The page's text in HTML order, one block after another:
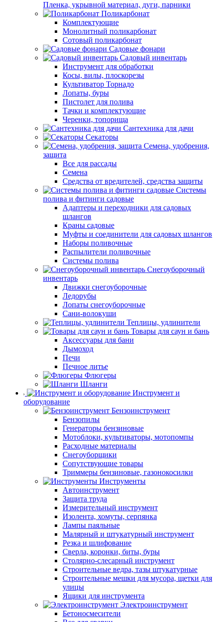
Пленка, укрывной материал, дуги, парники
Поликарбонат
Комплектующие
Монолитный поликарбонат
Сотовый поликарбонат
Садовые фонари
Садовый инвентарь
Инструмент для обработки
Косы, вилы, плоскорезы
Культиватор Торнадо
Лопаты, буры
Пистолет для полива
Тачки и комплектующие
Черенки, топорища
Сантехника для дачи
Секаторы
Семена, удобрения,
защита
Все для рассады
Семена
Средства от вредителей, средства защиты
Системы
полива и фитинги садовые
Адаптеры и переходники для садовых
шлангов
Краны садовые
Муфты и соединители для садовых шлангов
Наборы поливочные
Распылители поливочные
Системы полива
Снегоуборочный
инвентарь
Движки снегоуборочные
Ледорубы
Лопаты снегоуборочные
Сани-волокуши
Теплицы, удлинители
Товары для саун и бань
Аксессуары для бани
Дымоход
Печи
Печное литье
Флюгеры
Шланги
Инструмент и
оборудование
Бензоинструмент
Бензопилы
Генераторы бензиновые
Мотоблоки, культиваторы, мотопомпы
Расходные материалы
Снегоуборщики
Сопутствующие товары
Триммеры бензиновые, газонокосилки
Инструменты
Автоинструмент
Защита труда
Измерительный инструмент
Изолента, хомуты, серпянка
Лампы паяльные
Малярный и штукатурный инструмент
Резка и шлифование
Сверла, коронки, биты, буры
Столярно-слесарный инструмент
Строительные ведра, тазы штукатурные
Строительные мешки для мусора, щетки для
улицы
Ящики для инструмента
Электроинструмент
Бетоносмесители